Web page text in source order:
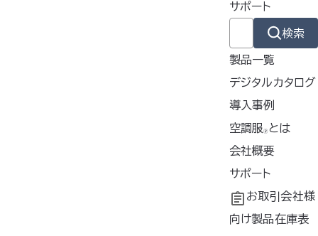
サポート
検索
製品一覧
デジタルカタログ
導入事例
導入事例
共同開発
工場シミュレーシ
ョン
空調服🄬 とは
空調服 ®とは
開発秘話
会社概要
企業理念
会社概要
会社沿革
サポート
よくあるご質問
不要なバッテリー
お取引会社様
向け製品在庫表
掲載商品は株式会社空調服の特許及び技術を使用しています。
「空調服」は株式会社空調服のファン付きウェア、その附属品、及びこれらを
」、 「生理クーラー」、「空調ズボン」、「空調
」、「空調ヘルメット」、「どこでも座･クール」、「サーマルギア」、
」、「空調つなぎ服」、「空調ベ
ッド」、「空調フェイスシールド」、「サイフォンクールベスト」、「空調エアバイザ